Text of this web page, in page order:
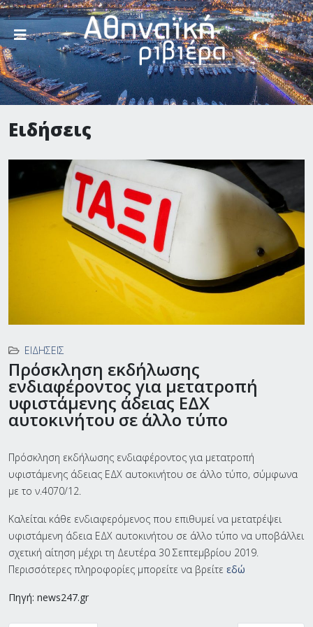
Ειδήσεις
ΕΙΔΉΣΕΙΣ
Πρόσκληση εκδήλωσης
ενδιαφέροντος για μετατροπή
υφιστάμενης άδειας ΕΔΧ
αυτοκινήτου σε άλλο τύπο
Πρόσκληση εκδήλωσης ενδιαφέροντος για μετατροπή
υφιστάμενης άδειας ΕΔΧ αυτοκινήτου σε άλλο τύπο, σύμφωνα
με το ν.4070/12.
Καλείται κάθε ενδιαφερόμενος που επιθυμεί να μετατρέψει
υφιστάμενη άδεια ΕΔΧ αυτοκινήτου σε άλλο τύπο να υποβάλλει
σχετική αίτηση μέχρι τη Δευτέρα 30 Σεπτεμβρίου 2019.
Περισσότερες πληροφορίες μπορείτε να βρείτε εδώ
Πηγή: news247.gr